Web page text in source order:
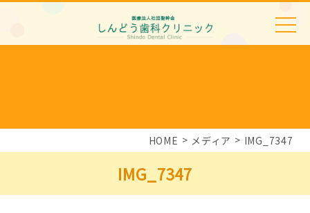
HOME メディア IMG_7347
IMG_7347